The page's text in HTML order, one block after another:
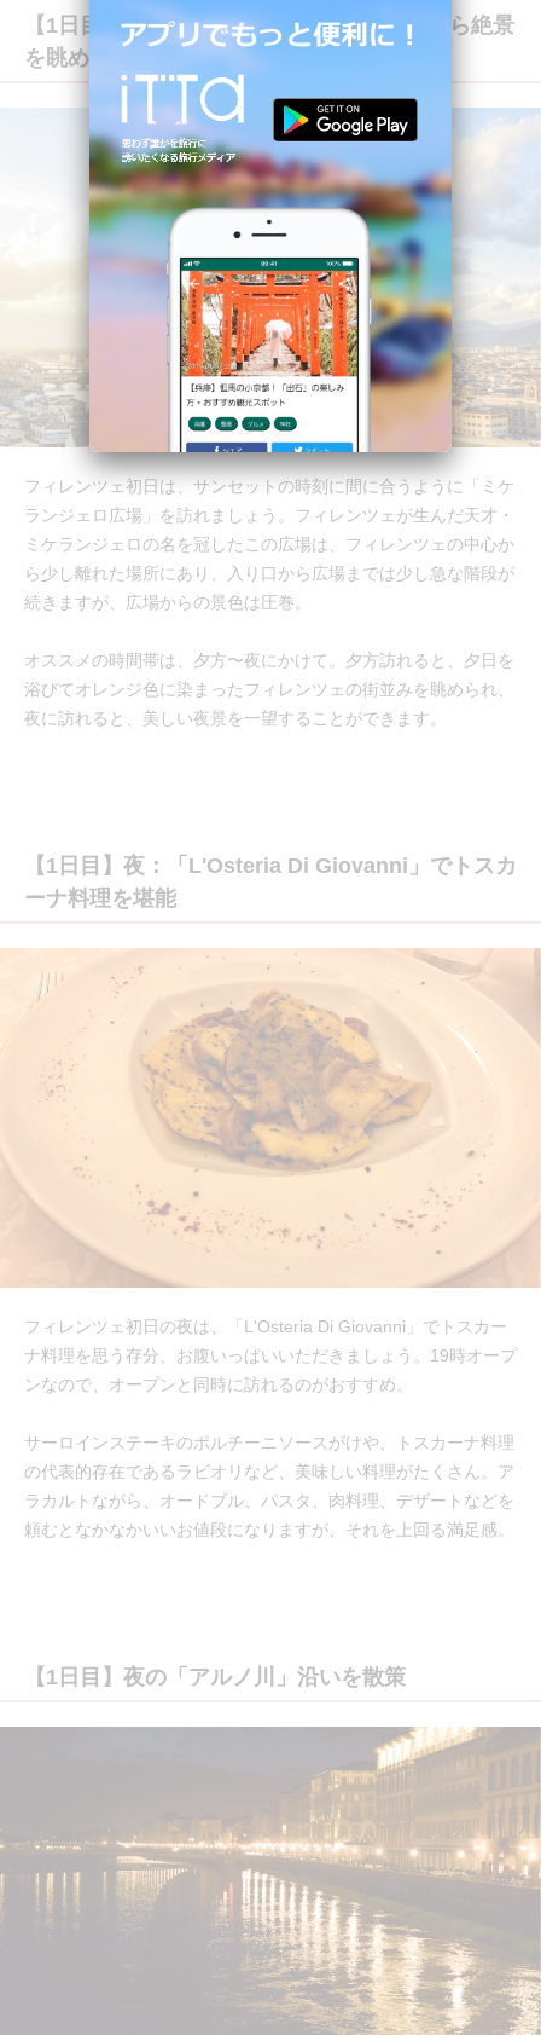
【1日目】夕方：「ミケランジェロ広場」から絶景
を眺める
フィレンツェ初日は、サンセットの時刻に間に合うように「ミケ
ランジェロ広場」を訪れましょう。フィレンツェが生んだ天才・
ミケランジェロの名を冠したこの広場は、フィレンツェの中心か
ら少し離れた場所にあり、入り口から広場までは少し急な階段が
続きますが、広場からの景色は圧巻。
オススメの時間帯は、夕方〜夜にかけて。夕方訪れると、夕日を
浴びてオレンジ色に染まったフィレンツェの街並みを眺められ、
夜に訪れると、美しい夜景を一望することができます。
【1日目】夜：「L'Osteria Di Giovanni」でトスカ
ーナ料理を堪能
フィレンツェ初日の夜は、「L'Osteria Di Giovanni」でトスカー
ナ料理を思う存分、お腹いっぱいいただきましょう。19時オープ
ンなので、オープンと同時に訪れるのがおすすめ。
サーロインステーキのポルチーニソースがけや、トスカーナ料理
の代表的存在であるラビオリなど、美味しい料理がたくさん。ア
ラカルトながら、オードブル、パスタ、肉料理、デザートなどを
頼むとなかなかいいお値段になりますが、それを上回る満足感。
【1日目】夜の「アルノ川」沿いを散策